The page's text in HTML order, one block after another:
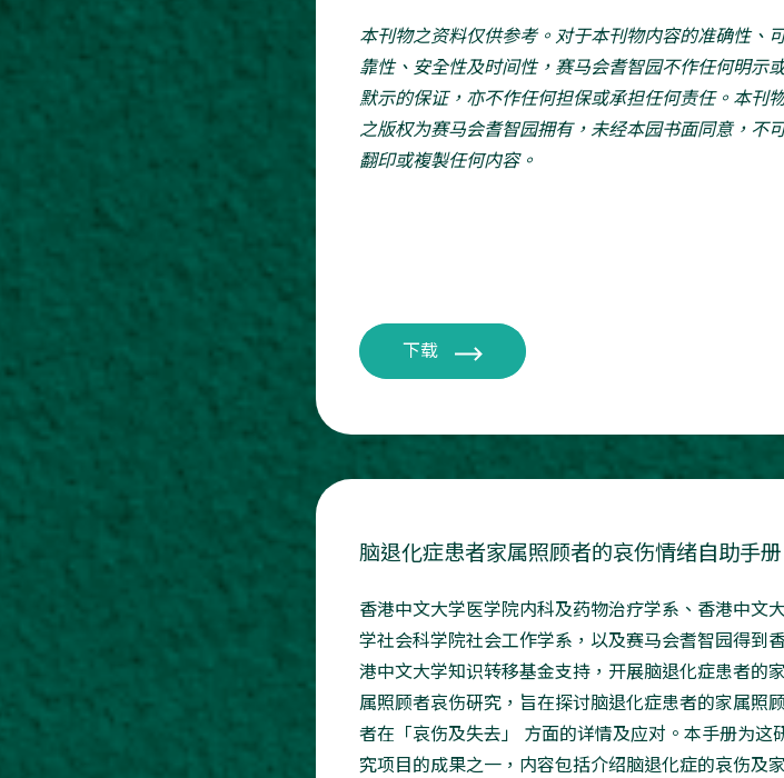
本刊物之资料仅供参考。对于本刊物内容的准确性、
靠性、安全性及时间性，赛马会耆智园不作任何明示
默示的保证，亦不作任何担保或承担任何责任。本刊
之版权为赛马会耆智园拥有，未经本园书面同意，不
翻印或複製任何内容。
下载
脑退化症患者家属照顾者的哀伤情绪自助手册
香港中文大学医学院内科及药物治疗学系、香港中文大
学社会科学院社会工作学系，以及赛马会耆智园得到
港中文大学知识转移基金支持，开展脑退化症患者的家
属照顾者哀伤硏究，旨在探讨脑退化症患者的家属照顾
者在「哀伤及失去」 方面的详情及应对。本手册为这
究项目的成果之一，内容包括介绍脑退化症的哀伤及家